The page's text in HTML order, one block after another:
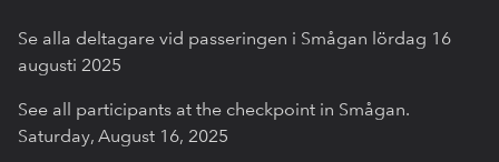
Se alla deltagare vid passeringen i Smågan lördag 16
augusti 2025
See all participants at the checkpoint in Smågan.
Saturday, August 16, 2025